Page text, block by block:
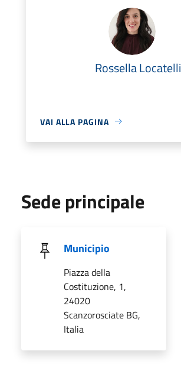
Rossella Locatelli
VAI ALLA PAGINA
Sede principale
Municipio
Piazza della
Costituzione, 1,
24020
Scanzorosciate BG,
Italia